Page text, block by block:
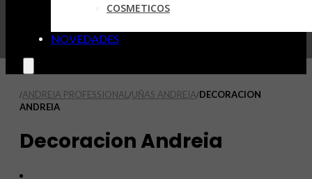
COSMETICOS
NOVEDADES
/ANDREIA PROFESSIONAL /UÑAS ANDREIA/DECORACION
ANDREIA
Decoracion Andreia